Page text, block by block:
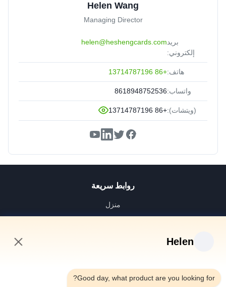
Helen Wang
Managing Director
بريد
إلكتروني:
helen@heshengcards.com
هاتف:+86 13714787196
واتساب:8618948752536
(ويتشات):+86 13714787196
روابط سريعة
منزل
جولة في المعمل
رقابة جودة
Helen
Good day, what product are you looking for?